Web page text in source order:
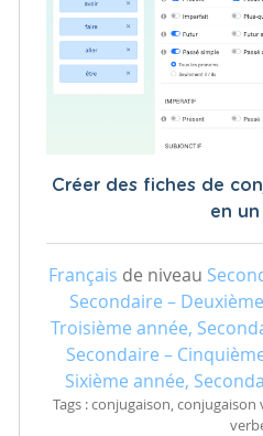
Créer des fiches de
en
Français de niveau
Secondaire –
Troisième année,
Secondaire –
Sixième année,
Tags : conjugaison,